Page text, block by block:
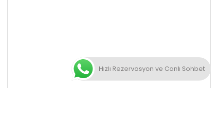
Hızlı Rezervasyon ve Canlı Sohbet